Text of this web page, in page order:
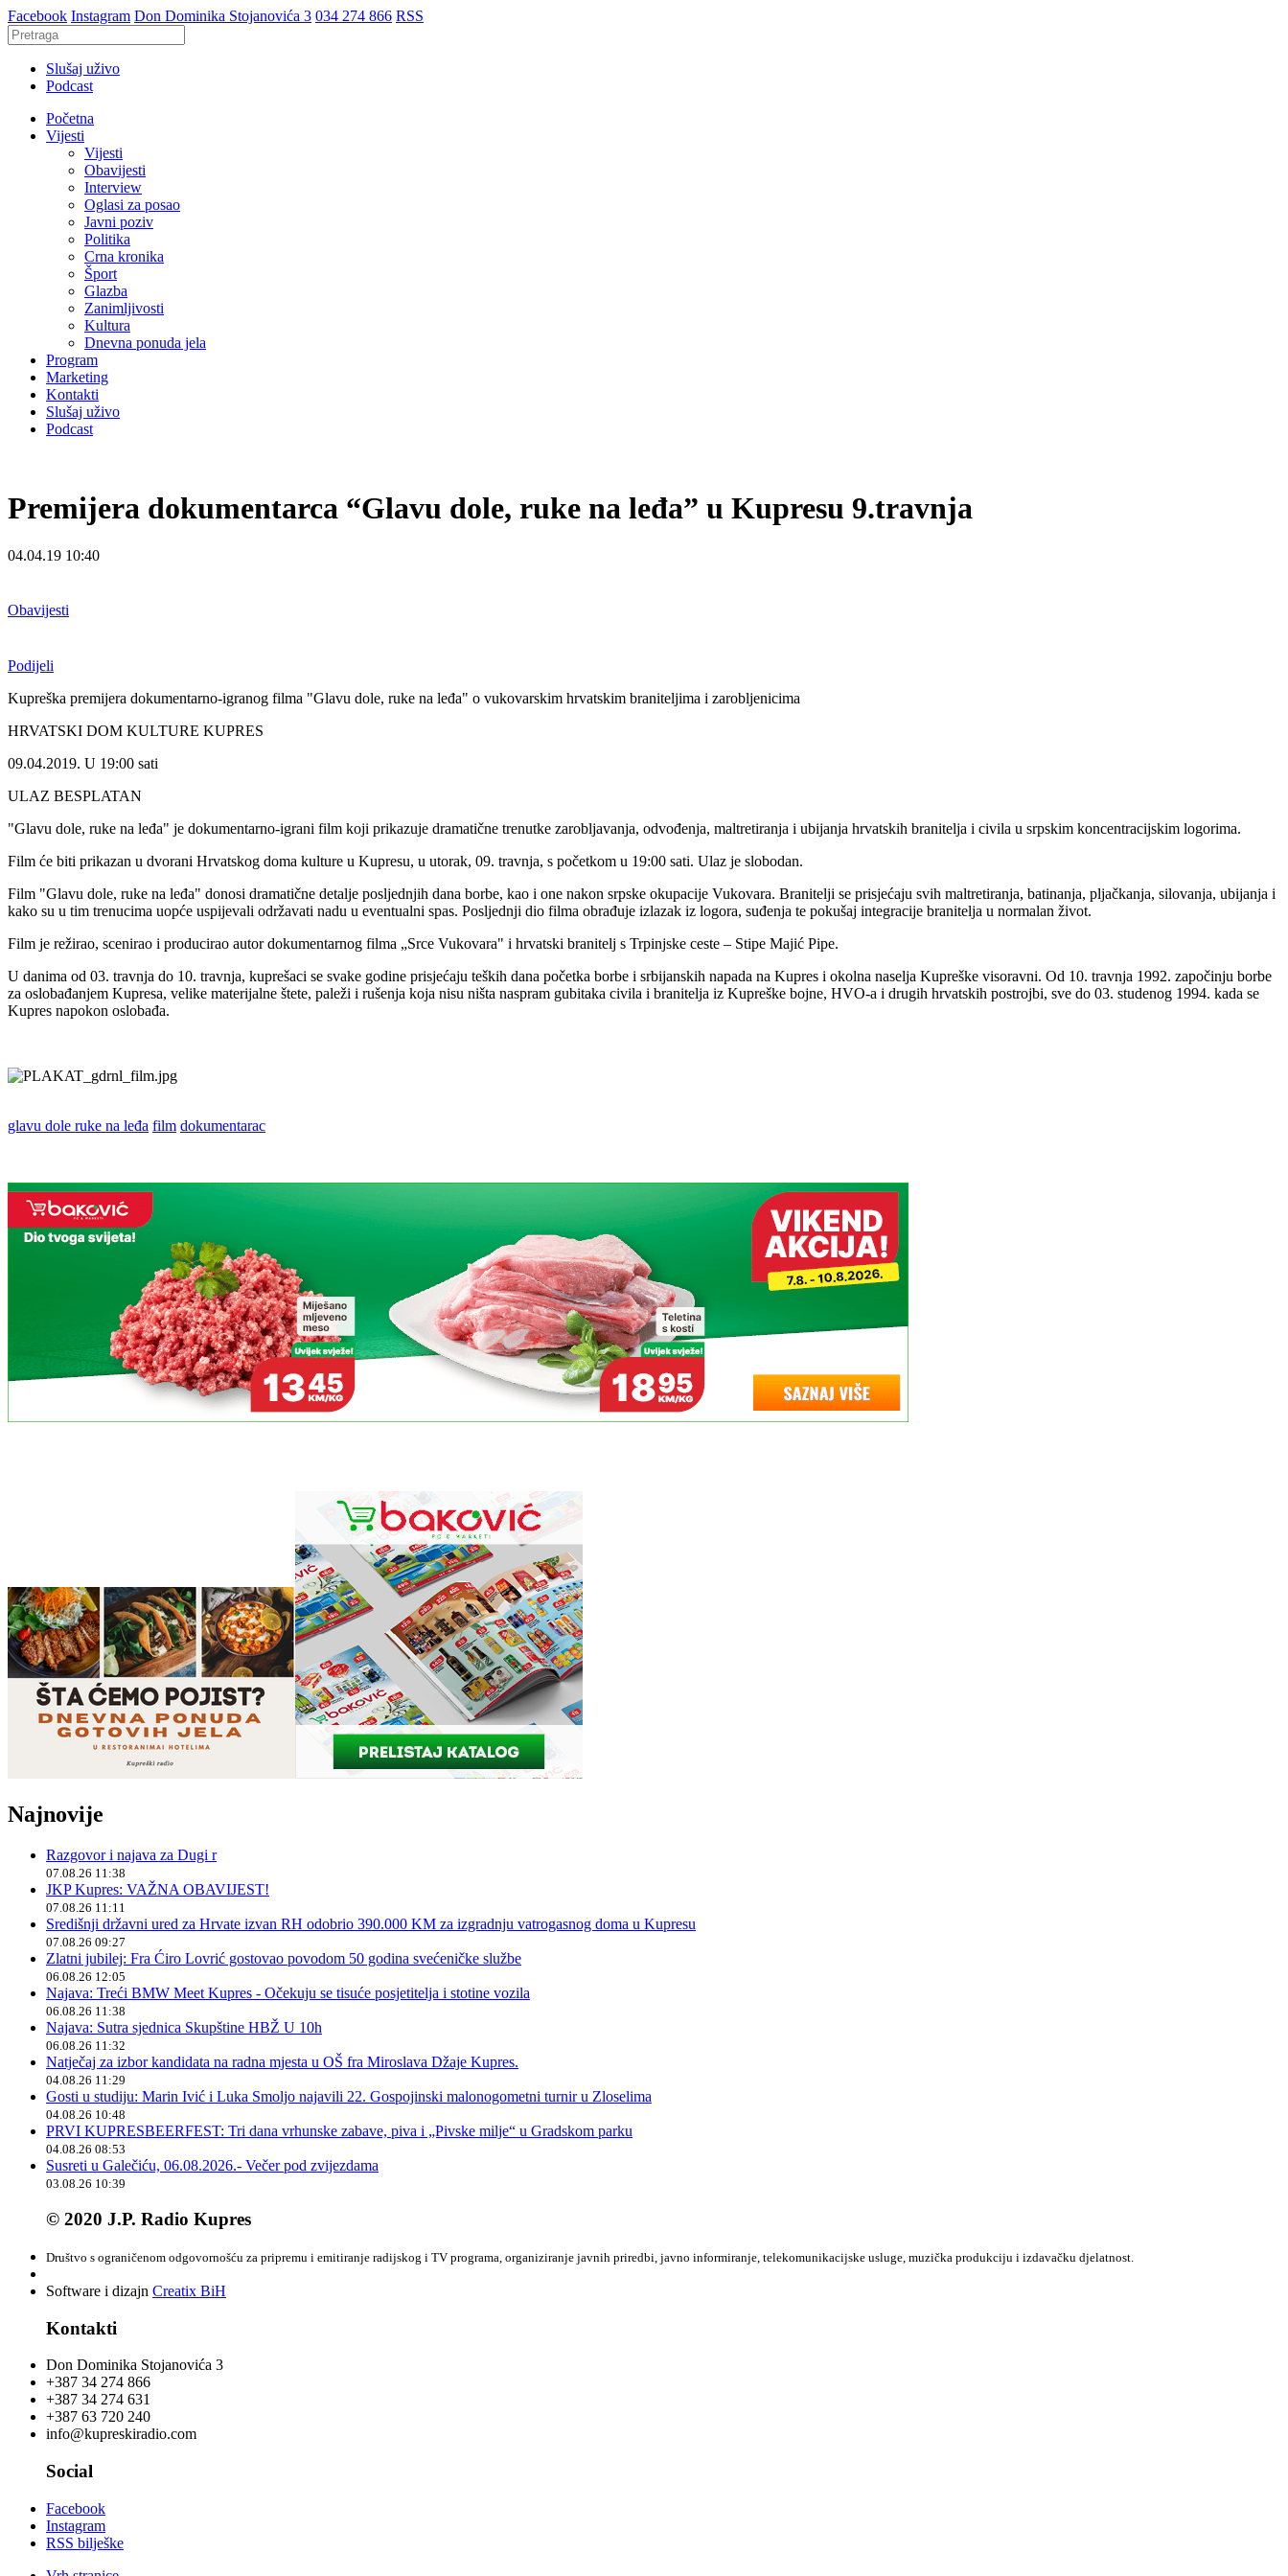
Facebook Instagram Don Dominika Stojanovića 3 034 274 866 RSS
Slušaj uživo
Podcast
Početna
Vijesti
Vijesti
Obavijesti
Interview
Oglasi za posao
Javni poziv
Politika
Crna kronika
Šport
Glazba
Zanimljivosti
Kultura
Dnevna ponuda jela
Program
Marketing
Kontakti
Slušaj uživo
Podcast
Premijera dokumentarca “Glavu dole, ruke na leđa” u Kupresu 9.travnja
04.04.19 10:40
Obavijesti
Podijeli
Kupreška premijera dokumentarno-igranog filma "Glavu dole, ruke na leđa" o vukovarskim hrvatskim braniteljima i zarobljenicima
HRVATSKI DOM KULTURE KUPRES
09.04.2019. U 19:00 sati
ULAZ BESPLATAN
"Glavu dole, ruke na leđa" je dokumentarno-igrani film koji prikazuje dramatične trenutke zarobljavanja, odvođenja, maltretiranja i ubijanja hrvatskih branitelja i civila u srpskim koncentracijskim logorima.
Film će biti prikazan u dvorani Hrvatskog doma kulture u Kupresu, u utorak, 09. travnja, s početkom u 19:00 sati. Ulaz je slobodan.
Film "Glavu dole, ruke na leđa" donosi dramatične detalje posljednjih dana borbe, kao i one nakon srpske okupacije Vukovara. Branitelji se prisjećaju svih maltretiranja, batinanja, pljačkanja, silovanja, ubijanja i
kako su u tim trenucima uopće uspijevali održavati nadu u eventualni spas. Posljednji dio filma obrađuje izlazak iz logora, suđenja te pokušaj integracije branitelja u normalan život.
Film je režirao, scenirao i producirao autor dokumentarnog filma „Srce Vukovara" i hrvatski branitelj s Trpinjske ceste – Stipe Majić Pipe.
U danima od 03. travnja do 10. travnja, kuprešaci se svake godine prisjećaju teških dana početka borbe i srbijanskih napada na Kupres i okolna naselja Kupreške visoravni. Od 10. travnja 1992. započinju borbe
za oslobađanjem Kupresa, velike materijalne štete, paleži i rušenja koja nisu ništa naspram gubitaka civila i branitelja iz Kupreške bojne, HVO-a i drugih hrvatskih postrojbi, sve do 03. studenog 1994. kada se
Kupres napokon oslobađa.
glavu dole ruke na leđa film dokumentarac
Najnovije
Razgovor i najava za Dugi r
07.08.26 11:38
JKP Kupres: VAŽNA OBAVIJEST!
07.08.26 11:11
Središnji državni ured za Hrvate izvan RH odobrio 390.000 KM za izgradnju vatrogasnog doma u Kupresu
07.08.26 09:27
Zlatni jubilej: Fra Ćiro Lovrić gostovao povodom 50 godina svećeničke službe
06.08.26 12:05
Najava: Treći BMW Meet Kupres - Očekuju se tisuće posjetitelja i stotine vozila
06.08.26 11:38
Najava: Sutra sjednica Skupštine HBŽ U 10h
06.08.26 11:32
Natječaj za izbor kandidata na radna mjesta u OŠ fra Miroslava Džaje Kupres.
04.08.26 11:29
Gosti u studiju: Marin Ivić i Luka Smoljo najavili 22. Gospojinski malonogometni turnir u Zloselima
04.08.26 10:48
PRVI KUPRESBEERFEST: Tri dana vrhunske zabave, piva i „Pivske milje“ u Gradskom parku
04.08.26 08:53
Susreti u Galečiću, 06.08.2026.- Večer pod zvijezdama
03.08.26 10:39
© 2020 J.P. Radio Kupres
Društvo s ograničenom odgovornošću za pripremu i emitiranje radijskog i TV programa, organiziranje javnih priredbi, javno informiranje, telekomunikacijske usluge, muzička produkciju i izdavačku djelatnost.
Software i dizajn Creatix BiH
Kontakti
Don Dominika Stojanovića 3
+387 34 274 866
+387 34 274 631
+387 63 720 240
info@kupreskiradio.com
Social
Facebook
Instagram
RSS bilješke